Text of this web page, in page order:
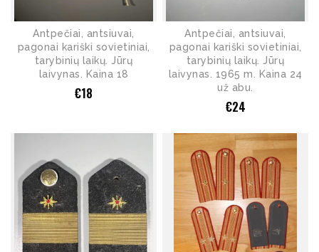
Antpečiai, antsiuvai,
pagonai kariški sovietiniai,
tarybinių laikų. Jūrų
laivynas. Kaina 18
€18
Antpečiai, antsiuvai,
pagonai kariški sovietiniai,
tarybinių laikų. Jūrų
laivynas. 1965 m. Kaina 24
už abu.
€24